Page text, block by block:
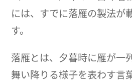
には、すでに落雁の製法が
す。
落雁とは、夕暮時に雁が一
舞い降りる様子を表わす言